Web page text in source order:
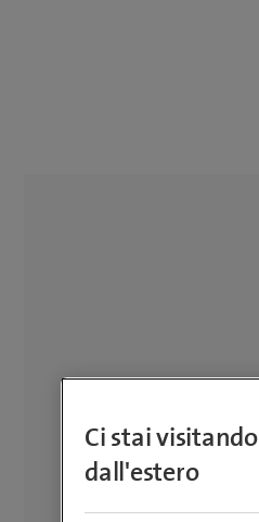
Ci stai visitando
dall'estero